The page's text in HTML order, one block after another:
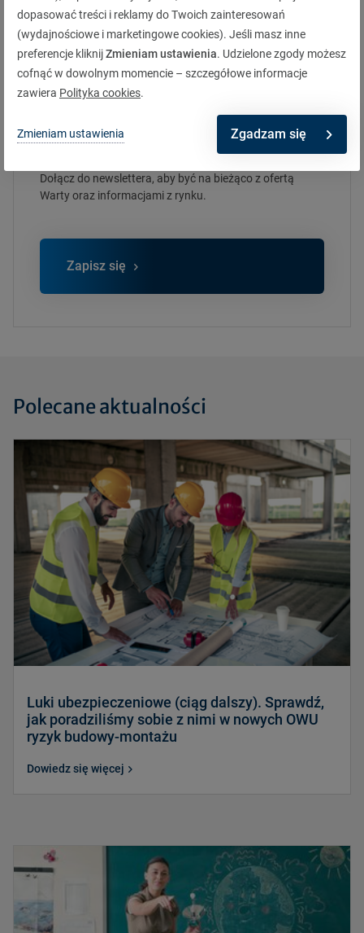
Jak oceniasz artykuł?
Zapisz się do newslettera
Dołącz do newslettera, aby być na bieżąco z ofertą
Warty oraz informacjami z rynku.
Zapisz się
Polecane aktualności
Luki ubezpieczeniowe (ciąg dalszy). Sprawdź,
jak poradziliśmy sobie z nimi w nowych OWU
ryzyk budowy-montażu
Dowiedz się więcej
dopasować treści i reklamy do Twoich zainteresowań
(wydajnościowe i marketingowe cookies). Jeśli masz inne
preferencje kliknijZmieniam ustawienia. Udzielone zgody możesz
cofnąć w dowolnym momencie – szczegółowe informacje
zawiera Polityka cookies.
Zmieniam ustawienia Zgadzam się